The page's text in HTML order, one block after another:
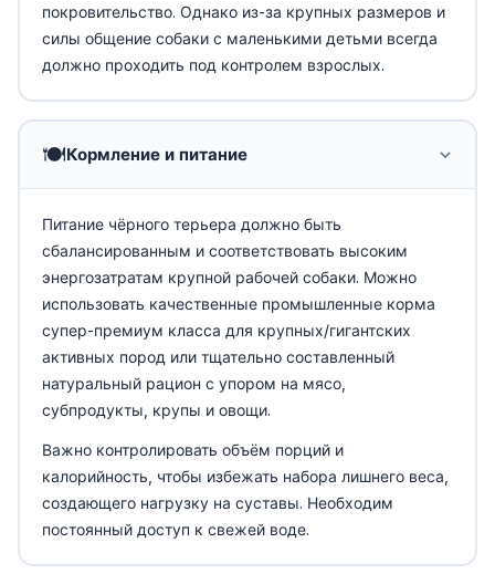
покровительство. Однако из-за крупных размеров и
силы общение собаки с маленькими детьми всегда
должно проходить под контролем взрослых.
🍽️Кормление и питание
Питание чёрного терьера должно быть
сбалансированным и соответствовать высоким
энергозатратам крупной рабочей собаки. Можно
использовать качественные промышленные корма
супер-премиум класса для крупных/гигантских
активных пород или тщательно составленный
натуральный рацион с упором на мясо,
субпродукты, крупы и овощи.
Важно контролировать объём порций и
калорийность, чтобы избежать набора лишнего веса,
создающего нагрузку на суставы. Необходим
постоянный доступ к свежей воде.